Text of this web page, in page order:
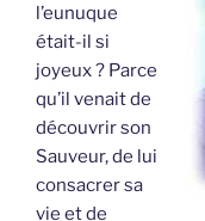
l’eunuque
était-il si
joyeux ? Parce
qu’il venait de
découvrir son
Sauveur, de lui
consacrer sa
vie et de